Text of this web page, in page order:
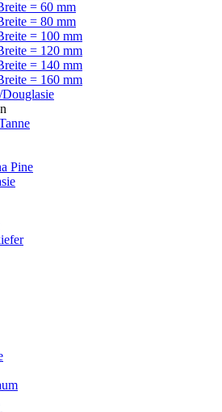
= 60 mm
= 80 mm
= 100 mm
= 120 mm
= 140 mm
= 160 mm
Pine